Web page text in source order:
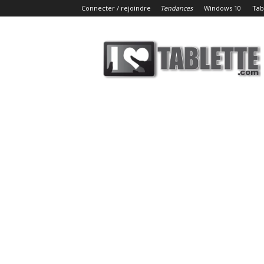
Connecter / rejoindre Tendances Windows 10